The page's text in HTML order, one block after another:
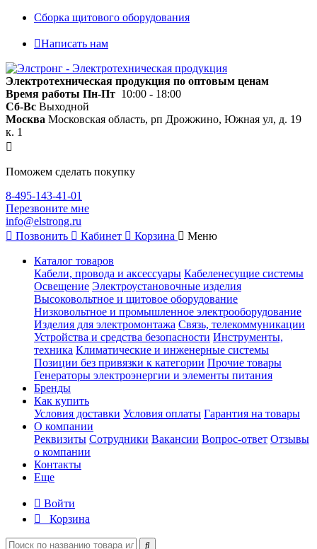
Сборка щитового оборудования
Написать нам
Электротехническая продукция по оптовым ценам
Время работы Пн-Пт 10:00 - 18:00
Сб-Вс Выходной
Москва Московская область, рп Дрожжино, Южная ул, д. 19
к. 1
Поможем сделать покупку
8-495-143-41-01
Перезвоните мне
info@elstrong.ru
Позвонить
Кабинет Корзина Меню
Каталог товаров
Кабели, провода и аксессуары Кабеленесущие системы
Освещение Электроустановочные изделия
Высоковольтное и щитовое оборудование
Низковольтное и промышленное электрооборудование
Изделия для электромонтажа Связь, телекоммуникации
Устройства и средства безопасности Инструменты,
техника Климатические и инженерные системы
Позиции без привязки к категории Прочие товары
Генераторы электроэнергии и элементы питания
Бренды
Как купить
Условия доставки Условия оплаты Гарантия на товары
О компании
Реквизиты Сотрудники Вакансии Вопрос-ответ Отзывы
о компании
Контакты
Еще
Войти
Корзина